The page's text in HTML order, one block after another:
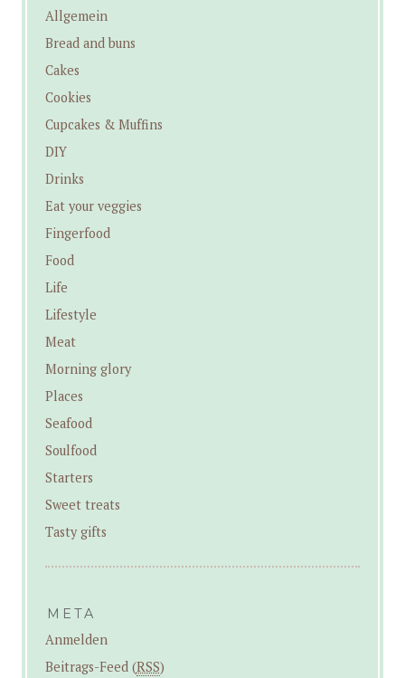
Allgemein
Bread and buns
Cakes
Cookies
Cupcakes & Muffins
DIY
Drinks
Eat your veggies
Fingerfood
Food
Life
Lifestyle
Meat
Morning glory
Places
Seafood
Soulfood
Starters
Sweet treats
Tasty gifts
META
Anmelden
Beitrags-Feed (RSS)